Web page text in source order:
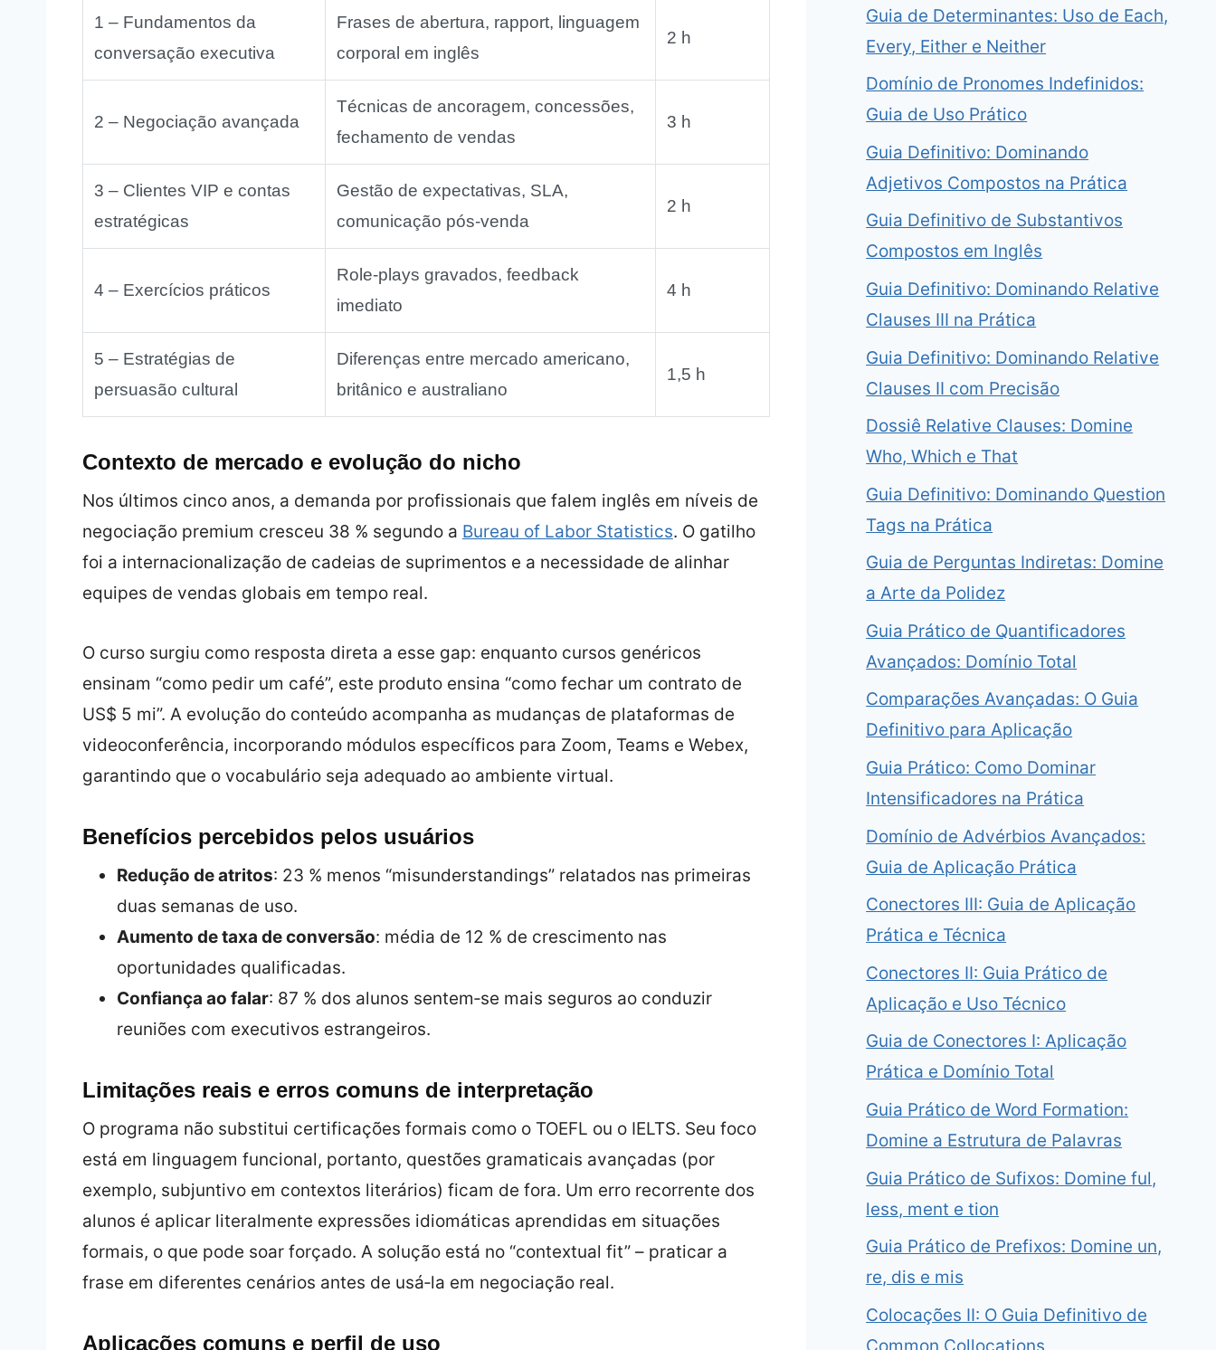
1 – Fundamentos da
conversação executiva
Frases de abertura, rapport, linguagem
corporal em inglês
2 h
2 – Negociação avançada
Técnicas de ancoragem, concessões,
fechamento de vendas
3 h
3 – Clientes VIP e contas
estratégicas
Gestão de expectativas, SLA,
comunicação pós‑venda
2 h
4 – Exercícios práticos
Role‑plays gravados, feedback
imediato
4 h
5 – Estratégias de
persuasão cultural
Diferenças entre mercado americano,
britânico e australiano
1,5 h
Contexto de mercado e evolução do nicho
Nos últimos cinco anos, a demanda por profissionais que falem inglês em níveis de
negociação premium cresceu 38 % segundo a Bureau of Labor Statistics. O gatilho
foi a internacionalização de cadeias de suprimentos e a necessidade de alinhar
equipes de vendas globais em tempo real.
O curso surgiu como resposta direta a esse gap: enquanto cursos genéricos
ensinam “como pedir um café”, este produto ensina “como fechar um contrato de
US$ 5 mi”. A evolução do conteúdo acompanha as mudanças de plataformas de
videoconferência, incorporando módulos específicos para Zoom, Teams e Webex,
garantindo que o vocabulário seja adequado ao ambiente virtual.
Benefícios percebidos pelos usuários
Redução de atritos: 23 % menos “misunderstandings” relatados nas primeiras
duas semanas de uso.
Aumento de taxa de conversão: média de 12 % de crescimento nas
oportunidades qualificadas.
Confiança ao falar: 87 % dos alunos sentem‑se mais seguros ao conduzir
reuniões com executivos estrangeiros.
Limitações reais e erros comuns de interpretação
O programa não substitui certificações formais como o TOEFL ou o IELTS. Seu foco
está em linguagem funcional, portanto, questões gramaticais avançadas (por
exemplo, subjuntivo em contextos literários) ficam de fora. Um erro recorrente dos
alunos é aplicar literalmente expressões idiomáticas aprendidas em situações
formais, o que pode soar forçado. A solução está no “contextual fit” – praticar a
frase em diferentes cenários antes de usá‑la em negociação real.
Aplicações comuns e perfil de uso
Guia de Determinantes: Uso de Each,
Every, Either e Neither
Domínio de Pronomes Indefinidos:
Guia de Uso Prático
Guia Definitivo: Dominando
Adjetivos Compostos na Prática
Guia Definitivo de Substantivos
Compostos em Inglês
Guia Definitivo: Dominando Relative
Clauses III na Prática
Guia Definitivo: Dominando Relative
Clauses II com Precisão
Dossiê Relative Clauses: Domine
Who, Which e That
Guia Definitivo: Dominando Question
Tags na Prática
Guia de Perguntas Indiretas: Domine
a Arte da Polidez
Guia Prático de Quantificadores
Avançados: Domínio Total
Comparações Avançadas: O Guia
Definitivo para Aplicação
Guia Prático: Como Dominar
Intensificadores na Prática
Domínio de Advérbios Avançados:
Guia de Aplicação Prática
Conectores III: Guia de Aplicação
Prática e Técnica
Conectores II: Guia Prático de
Aplicação e Uso Técnico
Guia de Conectores I: Aplicação
Prática e Domínio Total
Guia Prático de Word Formation:
Domine a Estrutura de Palavras
Guia Prático de Sufixos: Domine ful,
less, ment e tion
Guia Prático de Prefixos: Domine un,
re, dis e mis
Colocações II: O Guia Definitivo de
Common Collocations